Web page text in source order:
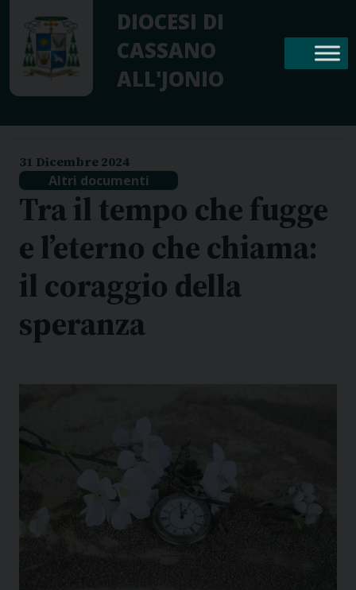
content
DIOCESI DI
CASSANO
ALL'JONIO
31 Dicembre 2024
Altri documenti
Tra il tempo che fugge
e l’eterno che chiama:
il coraggio della
speranza